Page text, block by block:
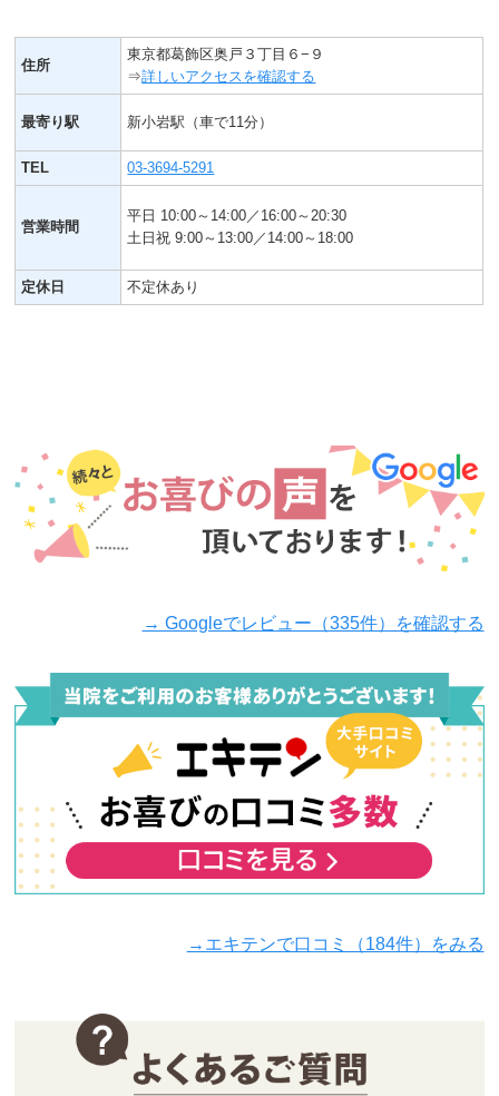
住所
東京都葛飾区奥戸３丁目６−９
⇒詳しいアクセスを確認する
最寄り駅 新小岩駅（車で11分）
TEL 03-3694-5291
営業時間
平日 10:00～14:00／16:00～20:30
土日祝 9:00～13:00／14:00～18:00
定休日 不定休あり
→ Googleでレビュー（335件）を確認する
→エキテンで口コミ（184件）をみる